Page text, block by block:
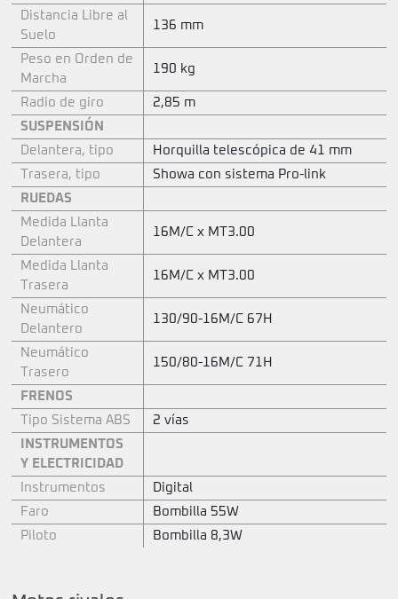
Distancia Libre al
Suelo
136 mm
Peso en Orden de
Marcha
190 kg
Radio de giro
2,85 m
SUSPENSIÓN
Delantera, tipo
Horquilla telescópica de 41 mm
Trasera, tipo
Showa con sistema Pro-link
RUEDAS
Medida Llanta
Delantera
16M/C x MT3.00
Medida Llanta
Trasera
16M/C x MT3.00
Neumático
Delantero
130/90-16M/C 67H
Neumático
Trasero
150/80-16M/C 71H
FRENOS
Tipo Sistema ABS
2 vías
INSTRUMENTOS
Y ELECTRICIDAD
Instrumentos
Digital
Faro
Bombilla 55W
Piloto
Bombilla 8,3W